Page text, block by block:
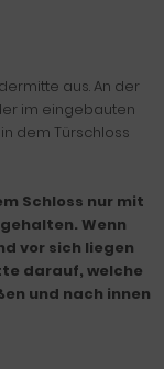
aus. An der
im eingebauten
dem Türschloss
Schloss nur mit
Wenn
vor sich liegen
darauf, welche
und nach innen